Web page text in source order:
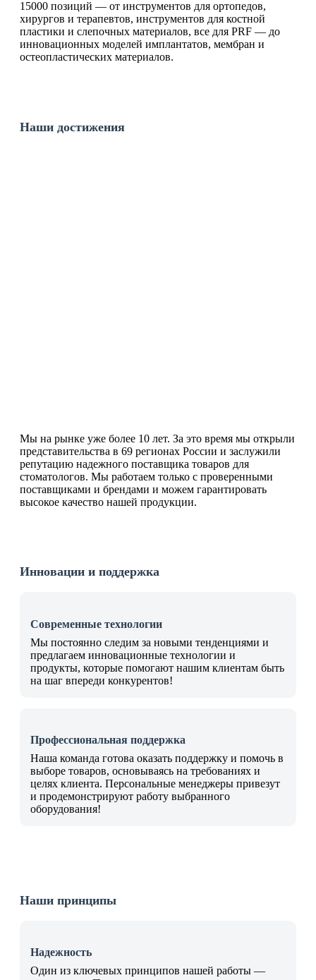
15000 позиций — от инструментов для ортопедов,
хирургов и терапевтов, инструментов для костной
пластики и слепочных материалов, все для PRF — до
инновационных моделей имплантатов, мембран и
остеопластических материалов.
Наши достижения
Мы на рынке уже более 10 лет. За это время мы открыли
представительства в 69 регионах России и заслужили
репутацию надежного поставщика товаров для
стоматологов. Мы работаем только с проверенными
поставщиками и брендами и можем гарантировать
высокое качество нашей продукции.
Инновации и поддержка
Современные технологии
Мы постоянно следим за новыми тенденциями и
предлагаем инновационные технологии и
продукты, которые помогают нашим клиентам быть
на шаг впереди конкурентов!
Профессиональная поддержка
Наша команда готова оказать поддержку и помочь в
выборе товаров, основываясь на требованиях и
целях клиента. Персональные менеджеры привезут
и продемонстрируют работу выбранного
оборудования!
Наши принципы
Надежность
Один из ключевых принципов нашей работы —